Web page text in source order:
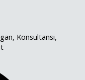
Konsultansi,